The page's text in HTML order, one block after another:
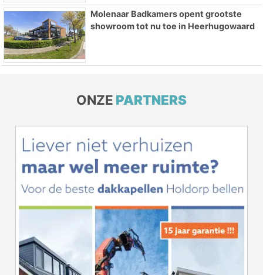
Molenaar Badkamers opent grootste
showroom tot nu toe in Heerhugowaard
ONZE PARTNERS